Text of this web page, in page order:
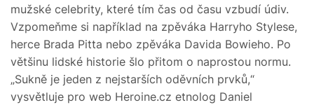
mužské celebrity, které tím čas od času vzbudí údiv.
Vzpomeňme si například na zpěváka Harryho Stylese,
herce Brada Pitta nebo zpěváka Davida Bowieho. Po
většinu lidské historie šlo přitom o naprostou normu.
„Sukně je jeden z nejstarších oděvních prvků,“
vysvětluje pro web Heroine.cz etnolog Daniel